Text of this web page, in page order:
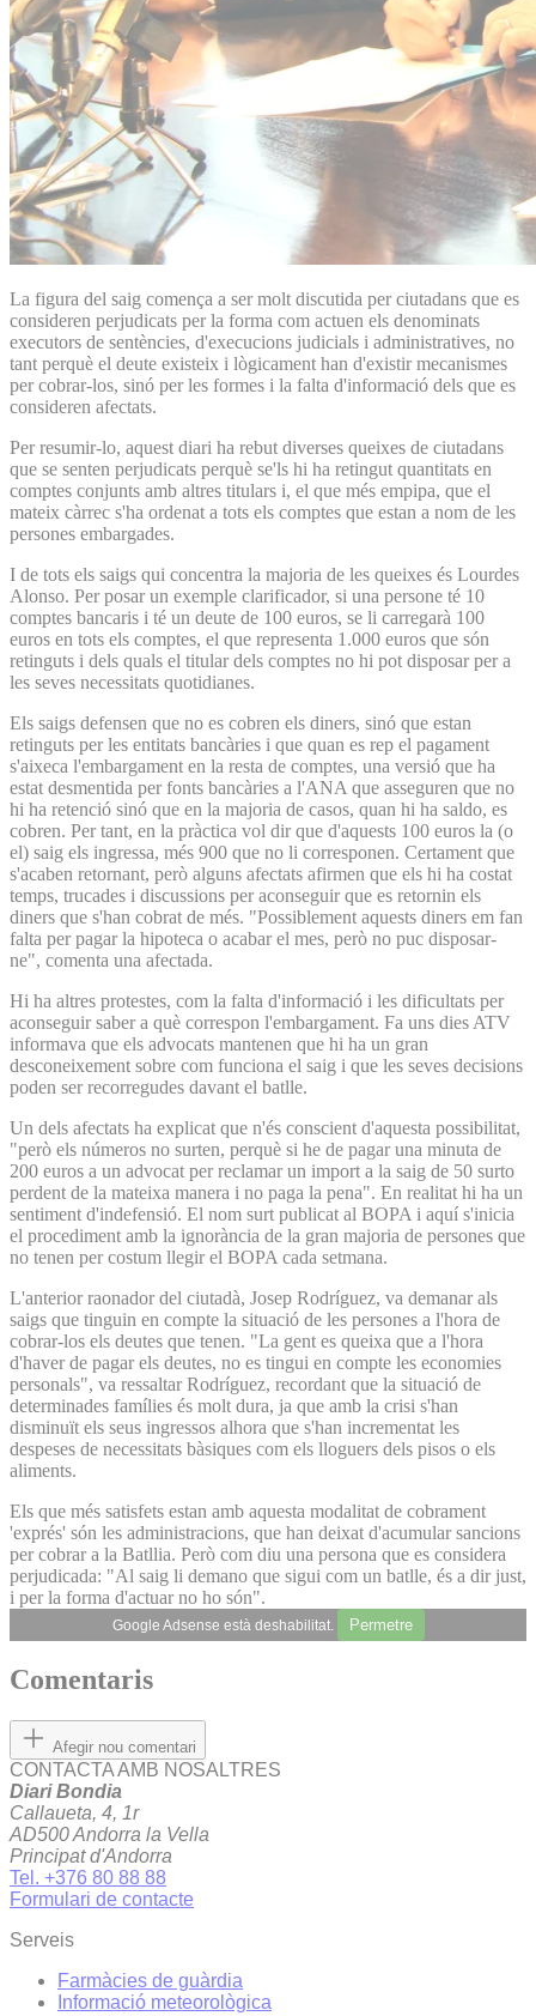
La figura del saig comença a ser molt discutida per ciutadans que es
consideren perjudicats per la forma com actuen els denominats
executors de sentències, d'execucions judicials i administratives, no
tant perquè el deute existeix i lògicament han d'existir mecanismes
per cobrar-los, sinó per les formes i la falta d'informació dels que es
consideren afectats.
Per resumir-lo, aquest diari ha rebut diverses queixes de ciutadans
que se senten perjudicats perquè se'ls hi ha retingut quantitats en
comptes conjunts amb altres titulars i, el que més empipa, que el
mateix càrrec s'ha ordenat a tots els comptes que estan a nom de les
persones embargades.
I de tots els saigs qui concentra la majoria de les queixes és Lourdes
Alonso. Per posar un exemple clarificador, si una persone té 10
comptes bancaris i té un deute de 100 euros, se li carregarà 100
euros en tots els comptes, el que representa 1.000 euros que són
retinguts i dels quals el titular dels comptes no hi pot disposar per a
les seves necessitats quotidianes.
Els saigs defensen que no es cobren els diners, sinó que estan
retinguts per les entitats bancàries i que quan es rep el pagament
s'aixeca l'embargament en la resta de comptes, una versió que ha
estat desmentida per fonts bancàries a l'ANA que asseguren que no
hi ha retenció sinó que en la majoria de casos, quan hi ha saldo, es
cobren. Per tant, en la pràctica vol dir que d'aquests 100 euros la (o
el) saig els ingressa, més 900 que no li corresponen. Certament que
s'acaben retornant, però alguns afectats afirmen que els hi ha costat
temps, trucades i discussions per aconseguir que es retornin els
diners que s'han cobrat de més. "Possiblement aquests diners em fan
falta per pagar la hipoteca o acabar el mes, però no puc disposar-
ne", comenta una afectada.
Hi ha altres protestes, com la falta d'informació i les dificultats per
aconseguir saber a què correspon l'embargament. Fa uns dies ATV
informava que els advocats mantenen que hi ha un gran
desconeixement sobre com funciona el saig i que les seves decisions
poden ser recorregudes davant el batlle.
Un dels afectats ha explicat que n'és conscient d'aquesta possibilitat,
"però els números no surten, perquè si he de pagar una minuta de
200 euros a un advocat per reclamar un import a la saig de 50 surto
perdent de la mateixa manera i no paga la pena". En realitat hi ha un
sentiment d'indefensió. El nom surt publicat al BOPA i aquí s'inicia
el procediment amb la ignorància de la gran majoria de persones que
no tenen per costum llegir el BOPA cada setmana.
L'anterior raonador del ciutadà, Josep Rodríguez, va demanar als
saigs que tinguin en compte la situació de les persones a l'hora de
cobrar-los els deutes que tenen. "La gent es queixa que a l'hora
d'haver de pagar els deutes, no es tingui en compte les economies
personals", va ressaltar Rodríguez, recordant que la situació de
determinades famílies és molt dura, ja que amb la crisi s'han
disminuït els seus ingressos alhora que s'han incrementat les
despeses de necessitats bàsiques com els lloguers dels pisos o els
aliments.
Els que més satisfets estan amb aquesta modalitat de cobrament
'exprés' són les administracions, que han deixat d'acumular sancions
per cobrar a la Batllia. Però com diu una persona que es considera
perjudicada: "Al saig li demano que sigui com un batlle, és a dir just,
i per la forma d'actuar no ho són".
Google Adsense està deshabilitat. Permetre
Comentaris
Afegir nou comentari
CONTACTA AMB NOSALTRES
Diari Bondia
Callaueta, 4, 1r
AD500 Andorra la Vella
Principat d'Andorra
Tel. +376 80 88 88
Formulari de contacte
Serveis
Farmàcies de guàrdia
Informació meteorològica